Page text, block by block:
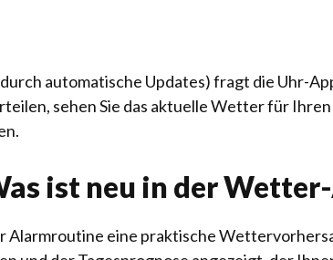
automatische Updates) fragt die Uhr-
sehen Sie das aktuelle Wetter für
ist neu in der
eine praktische